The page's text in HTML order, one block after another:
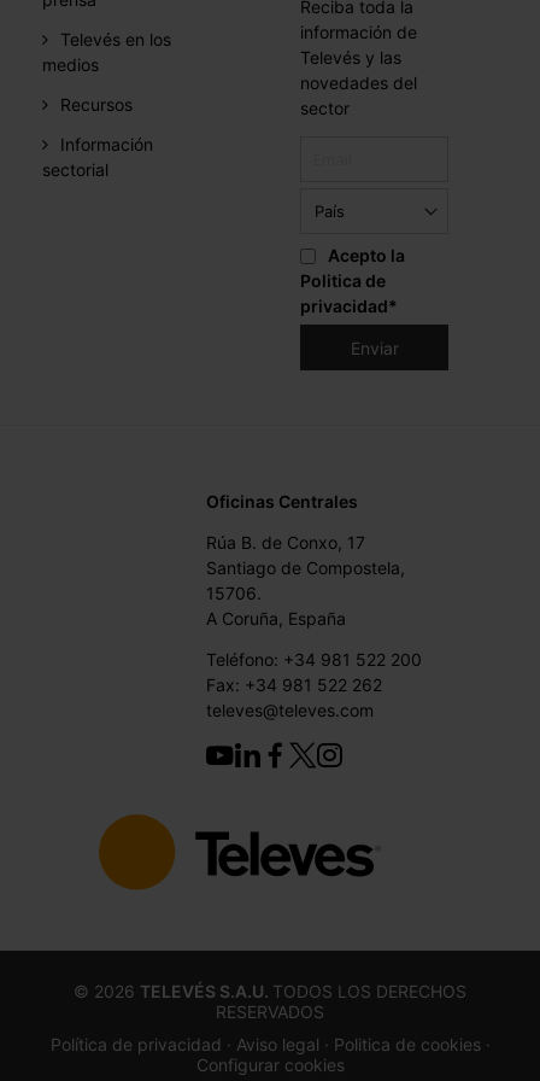
Televés en los
medios
Recursos
Información
sectorial
Reciba toda la
información de
Televés y las
novedades del
sector
Acepto la
Politica de
privacidad*
Oficinas Centrales
Rúa B. de Conxo, 17
Santiago de Compostela,
15706.
A Coruña, España
Teléfono: +34 981 522 200
Fax: +34 981 522 262
televes@televes.com
© 2026 TELEVÉS S.A.U. TODOS LOS DERECHOS
RESERVADOS
Política de privacidad · Aviso legal · Politica de cookies ·
Configurar cookies